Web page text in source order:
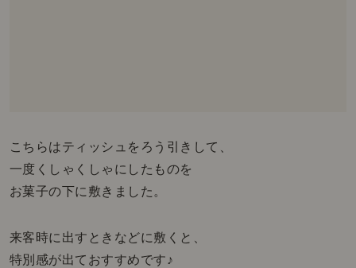
こちらはティッシュをろう引きして、
一度くしゃくしゃにしたものを
お菓子の下に敷きました。
来客時に出すときなどに敷くと、
特別感が出ておすすめです♪